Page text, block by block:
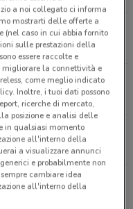
4 Bergamo
a noi collegato ci informa
mostrarti delle offerte a
(nel caso in cui abbia fornito
sulle prestazioni della
essere raccolte e
migliorare la connettività e
come meglio indicato
Inoltre, i tuoi dati possono
ricerche di mercato,
posizione e analisi delle
in qualsiasi momento
all'interno della
a visualizzare annunci
e probabilmente non
cambiare idea
all'interno della